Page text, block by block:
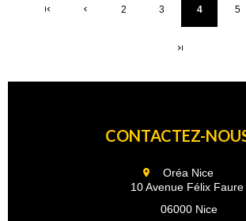
2 3 4 5
CONTACTEZ-
Oréa Nice
10 Avenue Félix Faure
06000 Nice